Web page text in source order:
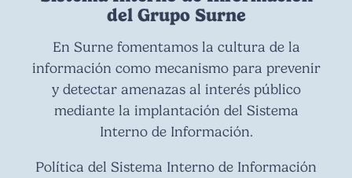
del Grupo Surne
En Surne fomentamos la cultura de la
información como mecanismo para prevenir
y detectar amenazas al interés público
mediante la implantación del Sistema
Interno de Información.
Política del Sistema Interno de Información